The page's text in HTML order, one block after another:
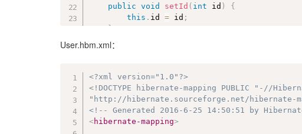
public
void setId ( int id )
{
this . id = id ;
}
public
void setUserName
this . userName userName ;
public Orders
{
return orders
User.hbm.xml：
<?xml version="1.0"?>
<!DOCTYPE hibernate-mapping PUBLIC "-//
"http://hibernate.sourceforge.net/hibernate-
<!-- Generated 2016-6-25 14:50:51 by
<hibernate-mapping>